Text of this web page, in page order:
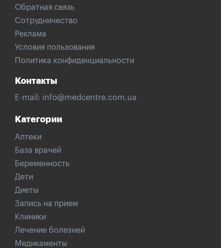
Обратная связь
Сотрудничество
Реклама
Условия пользования
Политика конфиденциальности
Контакты
E-mail: info@medcentre.com.ua
Категории
Аптеки
База врачей
Беременность
Дети
Диеты
Запись на прием
Клиники
Лечение болезней
Медикаменты